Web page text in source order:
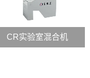
CR实验室混合机